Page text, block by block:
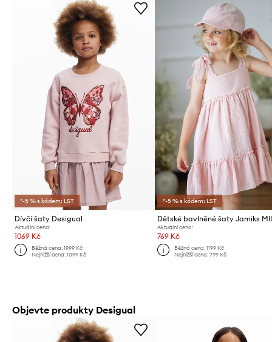
*-5 % s kódem: LST
Dívčí šaty Desigual
Aktuální cena:
1069 Kč
Běžná cena:1999 Kč
Nejnižší cena:1099 Kč
*-5 % s kódem: LST
Dětské bavlněné šaty Jamiks
Aktuální cena:
769 Kč
Běžná cena: 1199 Kč
Nejnižší cena: 799 Kč
Objevte produkty Desigual